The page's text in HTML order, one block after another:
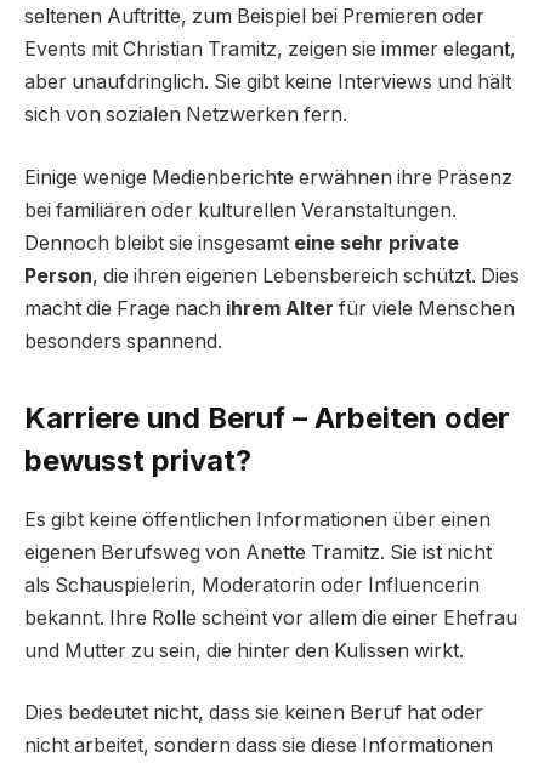
seltenen Auftritte, zum Beispiel bei Premieren oder
Events mit Christian Tramitz, zeigen sie immer elegant,
aber unaufdringlich. Sie gibt keine Interviews und hält
sich von sozialen Netzwerken fern.
Einige wenige Medienberichte erwähnen ihre Präsenz
bei familiären oder kulturellen Veranstaltungen.
Dennoch bleibt sie insgesamt eine sehr private
Person, die ihren eigenen Lebensbereich schützt. Dies
macht die Frage nach ihrem Alter für viele Menschen
besonders spannend.
Karriere und Beruf – Arbeiten oder
bewusst privat?
Es gibt keine öffentlichen Informationen über einen
eigenen Berufsweg von Anette Tramitz. Sie ist nicht
als Schauspielerin, Moderatorin oder Influencerin
bekannt. Ihre Rolle scheint vor allem die einer Ehefrau
und Mutter zu sein, die hinter den Kulissen wirkt.
Dies bedeutet nicht, dass sie keinen Beruf hat oder
nicht arbeitet, sondern dass sie diese Informationen